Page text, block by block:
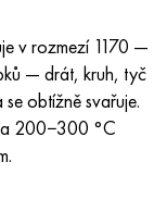
v rozmezí 1170 —
— drát, kruh, tyč
obtížně svařuje.
200−300 °C